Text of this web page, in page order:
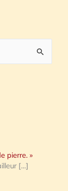
pierre. »
[…]